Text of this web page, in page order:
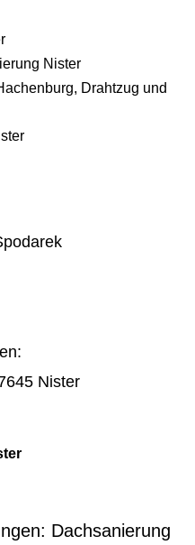
Nister
Drahtzug und
Nister
Dachsanierung